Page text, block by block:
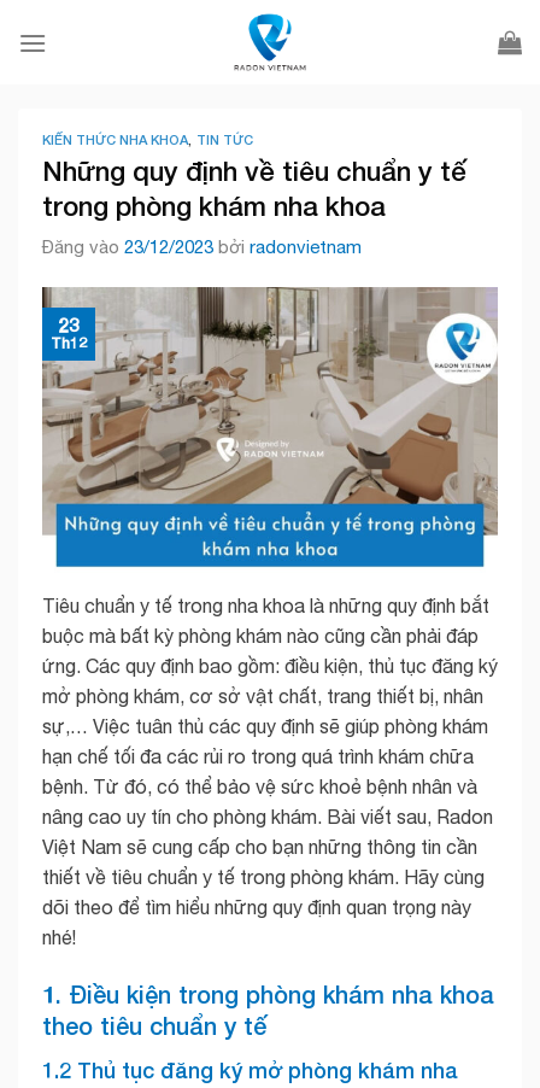
qua
KIẾN THỨC NHA KHOA TIN TỨC
Những quy định về tiêu chuẩn y tế
trong phòng khám nha khoa
Đăng vào 23/12/2023 bởi radonvietnam
23
Th12
Tiêu chuẩn y tế trong nha khoa là những quy định bắt
buộc mà bất kỳ phòng khám nào cũng cần phải đáp
ứng. Các quy định bao gồm: điều kiện, thủ tục đăng ký
mở phòng khám, cơ sở vật chất, trang thiết bị, nhân
sự,… Việc tuân thủ các quy định sẽ giúp phòng khám
hạn chế tối đa các rủi ro trong quá trình khám chữa
bệnh. Từ đó, có thể bảo vệ sức khoẻ bệnh nhân và
nâng cao uy tín cho phòng khám. Bài viết sau, Radon
Việt Nam sẽ cung cấp cho bạn những thông tin cần
thiết về tiêu chuẩn y tế trong phòng khám. Hãy cùng
dõi theo để tìm hiểu những quy định quan trọng này
nhé!
1. Điều kiện trong phòng khám nha khoa
theo tiêu chuẩn y tế
1.2 Thủ tục đăng ký mở phòng khám nha